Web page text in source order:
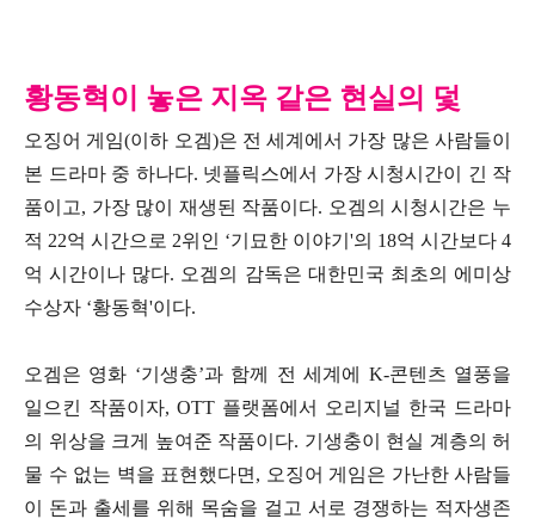
황동혁이 놓은 지옥 같은 현실의 덫
오징어 게임(이하 오겜)은 전 세계에서 가장 많은 사람들이
본 드라마 중 하나다. 넷플릭스에서 가장 시청시간이 긴 작
품이고, 가장 많이 재생된 작품이다. 오겜의 시청시간은 누
적 22억 시간으로 2위인 ‘기묘한 이야기'의 18억 시간보다 4
억 시간이나 많다. 오겜의 감독은 대한민국 최초의 에미상
수상자 ‘황동혁'이다.
오겜은 영화 ‘기생충’과 함께 전 세계에 K-콘텐츠 열풍을
일으킨 작품이자, OTT 플랫폼에서 오리지널 한국 드라마
의 위상을 크게 높여준 작품이다. 기생충이 현실 계층의 허
물 수 없는 벽을 표현했다면, 오징어 게임은 가난한 사람들
이 돈과 출세를 위해 목숨을 걸고 서로 경쟁하는 적자생존